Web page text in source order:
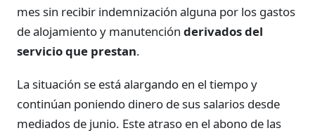
mes sin recibir indemnización alguna por los gastos
de alojamiento y manutención derivados del
servicio que prestan.
La situación se está alargando en el tiempo y
continúan poniendo dinero de sus salarios desde
mediados de junio. Este atraso en el abono de las